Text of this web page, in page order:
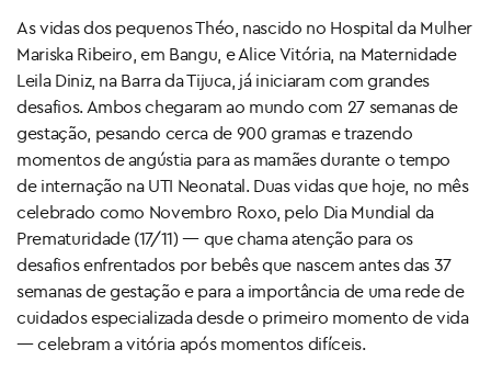
As vidas dos pequenos Théo, nascido no Hospital da Mulher
Mariska Ribeiro, em Bangu, e Alice Vitória, na Maternidade
Leila Diniz, na Barra da Tijuca, já iniciaram com grandes
desafios. Ambos chegaram ao mundo com 27 semanas de
gestação, pesando cerca de 900 gramas e trazendo
momentos de angústia para as mamães durante o tempo
de internação na UTI Neonatal. Duas vidas que hoje, no mês
celebrado como Novembro Roxo, pelo Dia Mundial da
Prematuridade (17/11) — que chama atenção para os
desafios enfrentados por bebês que nascem antes das 37
semanas de gestação e para a importância de uma rede de
cuidados especializada desde o primeiro momento de vida
— celebram a vitória após momentos difíceis.